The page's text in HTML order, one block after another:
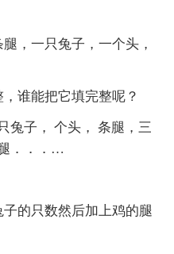
，一只兔子，一个头，
谁能把它填完整呢？
兔子， 个头， 条腿，三
．．．…
的只数然后加上鸡的腿